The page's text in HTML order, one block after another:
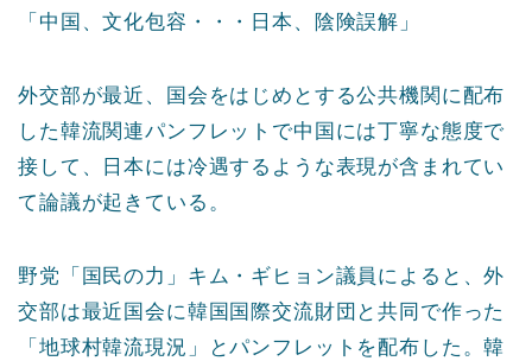
「中国、文化包容・・・日本、陰険誤解」
外交部が最近、国会をはじめとする公共機関に配布
した韓流関連パンフレットで中国には丁寧な態度で
接して、日本には冷遇するような表現が含まれてい
て論議が起きている。
野党「国民の力」キム・ギヒョン議員によると、外
交部は最近国会に韓国国際交流財団と共同で作った
「地球村韓流現況」とパンフレットを配布した。韓